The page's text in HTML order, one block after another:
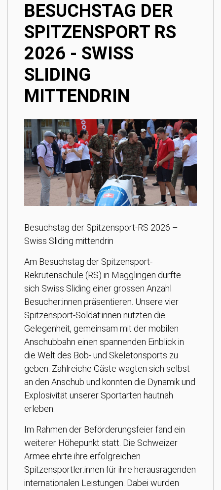
BESUCHSTAG DER
SPITZENSPORT RS
2026 - SWISS
SLIDING
MITTENDRIN
Besuchstag der Spitzensport-RS 2026 –
Swiss Sliding mittendrin
Am Besuchstag der Spitzensport-
Rekrutenschule (RS) in Magglingen durfte
sich Swiss Sliding einer grossen Anzahl
Besucher:innen präsentieren. Unsere vier
Spitzensport-Soldat:innen nutzten die
Gelegenheit, gemeinsam mit der mobilen
Anschubbahn einen spannenden Einblick in
die Welt des Bob- und Skeletonsports zu
geben. Zahlreiche Gäste wagten sich selbst
an den Anschub und konnten die Dynamik und
Explosivität unserer Sportarten hautnah
erleben.
Im Rahmen der Beförderungsfeier fand ein
weiterer Höhepunkt statt. Die Schweizer
Armee ehrte ihre erfolgreichen
Spitzensportler:innen für ihre herausragenden
internationalen Leistungen. Dabei wurden